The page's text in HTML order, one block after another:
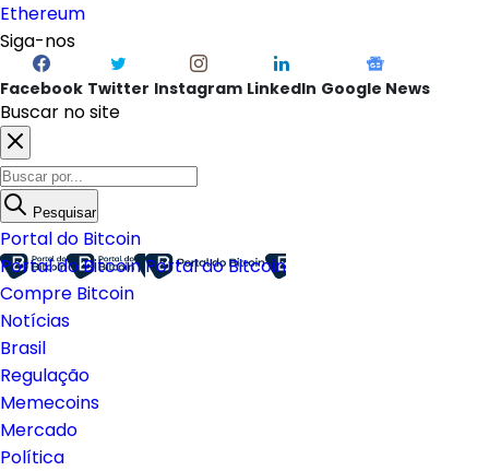
Ethereum
Siga-nos
Facebook Twitter Instagram LinkedIn Google News
Buscar no site
Pesquisar
Portal do Bitcoin
Portal do BitcoinPortal do Bitcoin
Compre Bitcoin
Notícias
Brasil
Regulação
Memecoins
Mercado
Política